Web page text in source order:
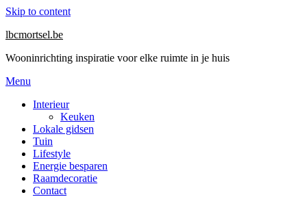
Skip to content
lbcmortsel.be
Wooninrichting inspiratie voor elke ruimte in je huis
Menu
Interieur
Keuken
Lokale gidsen
Tuin
Lifestyle
Energie besparen
Raamdecoratie
Contact